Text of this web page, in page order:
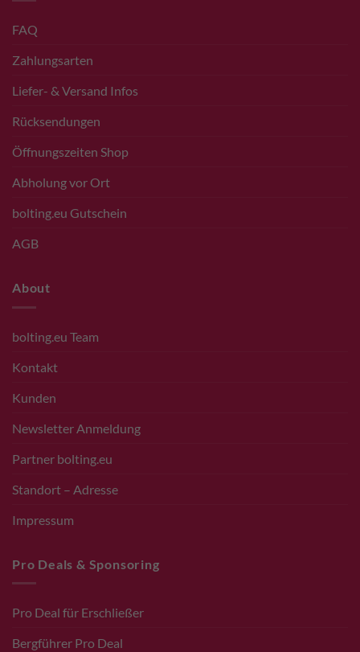
FAQ
Zahlungsarten
Liefer- & Versand Infos
Rücksendungen
Öffnungszeiten Shop
Abholung vor Ort
bolting.eu Gutschein
AGB
About
bolting.eu Team
Kontakt
Kunden
Newsletter Anmeldung
Partner bolting.eu
Standort – Adresse
Impressum
Pro Deals & Sponsoring
Pro Deal für Erschließer
Bergführer Pro Deal